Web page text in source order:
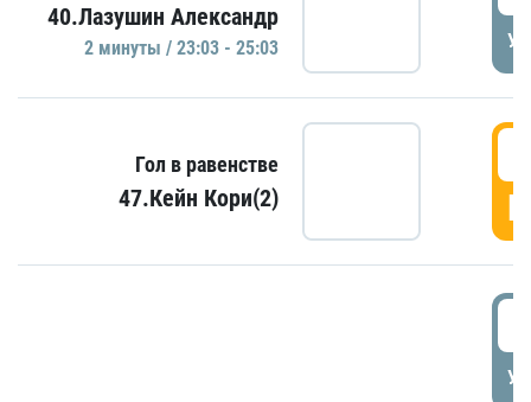
40.Лазушин Александр
2 минуты / 23:03 - 25:03
Гол в равенстве
47.Кейн Кори(2)